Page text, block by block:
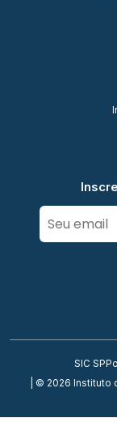
SIC SP
| © 2026 Instituto